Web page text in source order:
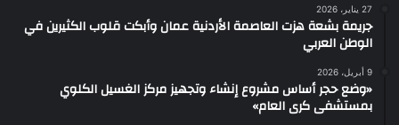
27 يناير، 2026
جريمة بشعة هزت العاصمة الأردنية عمان وأبكت قلوب الكثيرين في
الوطن العربي
9 أبريل، 2026
«وضع حجر أساس مشروع إنشاء وتجهيز مركز الغسيل الكلوي
بمستشفى كرى العام»